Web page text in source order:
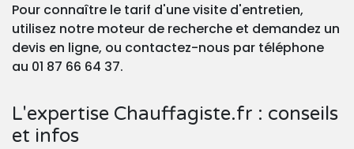
Pour connaître le tarif d'une visite d'entretien,
utilisez notre moteur de recherche et demandez un
devis en ligne, ou contactez-nous par téléphone
au 01 87 66 64 37.
L'expertise Chauffagiste.fr : conseils
et infos